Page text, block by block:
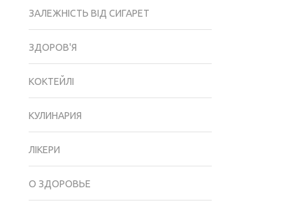
ВІДГУКИЗАЛЕЖНІСТЬ ВІД СИГАРЕТ
ЗДОРОВ'Я
КОКТЕЙЛІ
КУЛИНАРИЯ
ЛІКЕРИ
О ЗДОРОВЬЕ